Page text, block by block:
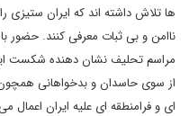
ها تلاش داشته اند که ایران ستیزی
ناامن و بی ثبات معرفی کنند. حضور
مراسم تحلیف نشان دهنده شکست
از سوی حاسدان و بدخواهانی
ای و فرامنطقه ای علیه ایران اعمال